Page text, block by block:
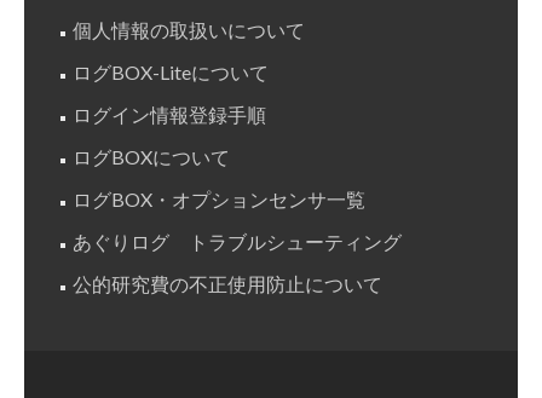
個人情報の取扱いについて
ログBOX-Liteについて
ログイン情報登録手順
ログBOXについて
ログBOX・オプションセンサ一覧
あぐりログ トラブルシューティング
公的研究費の不正使用防止について